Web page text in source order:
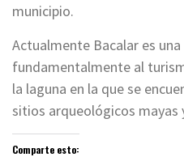
municipio.
Actualmente Bacalar es
fundamentalmente al
la laguna en la que se
sitios arqueológicos mayas
Comparte esto: